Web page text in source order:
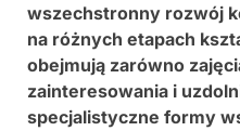
wszechstronny rozwój
na różnych etapach
obejmują zarówno
zainteresowania i
specjalistyczne formy